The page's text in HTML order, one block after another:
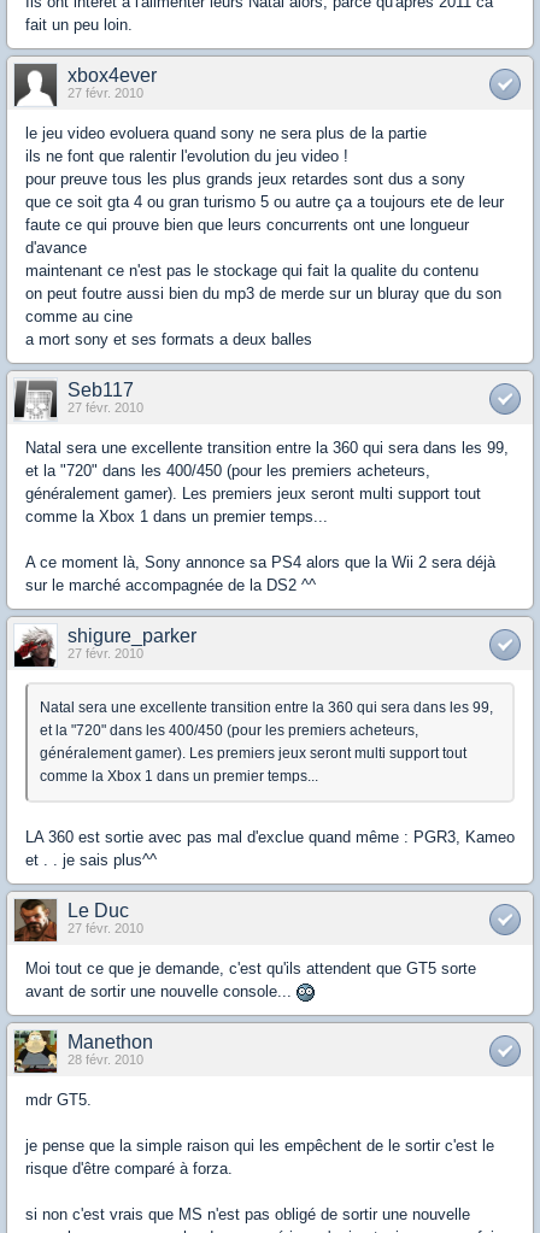
fait un peu loin.
xbox4ever
27 févr. 2010
le jeu video evoluera quand sony ne sera plus de la partie
ils ne font que ralentir l'evolution du jeu video !
pour preuve tous les plus grands jeux retardes sont dus a sony
que ce soit gta 4 ou gran turismo 5 ou autre ça a toujours ete de leur
faute ce qui prouve bien que leurs concurrents ont une longueur
d'avance
maintenant ce n'est pas le stockage qui fait la qualite du contenu
on peut foutre aussi bien du mp3 de merde sur un bluray que du son
comme au cine
a mort sony et ses formats a deux balles
Seb117
27 févr. 2010
Natal sera une excellente transition entre la 360 qui sera dans les 99,
et la "720" dans les 400/450 (pour les premiers acheteurs,
généralement gamer). Les premiers jeux seront multi support tout
comme la Xbox 1 dans un premier temps...
A ce moment là, Sony annonce sa PS4 alors que la Wii 2 sera déjà
sur le marché accompagnée de la DS2 ^^
shigure_parker
27 févr. 2010
Natal sera une excellente transition entre la 360 qui sera dans les 99,
et la "720" dans les 400/450 (pour les premiers acheteurs,
généralement gamer). Les premiers jeux seront multi support tout
comme la Xbox 1 dans un premier temps...
LA 360 est sortie avec pas mal d'exclue quand même : PGR3, Kameo
et . . je sais plus^^
Le Duc
27 févr. 2010
Moi tout ce que je demande, c'est qu'ils attendent que GT5 sorte
avant de sortir une nouvelle console...
Manethon
28 févr. 2010
mdr GT5.
je pense que la simple raison qui les empêchent de le sortir c'est le
risque d'être comparé à forza.
si non c'est vrais que MS n'est pas obligé de sortir une nouvelle